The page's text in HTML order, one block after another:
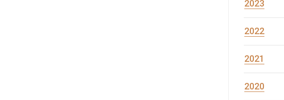
2023
2022
2021
2020